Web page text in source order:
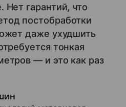
Нет гарантий, что
постобработки
даже ухудшить
тонкая
— и это как раз